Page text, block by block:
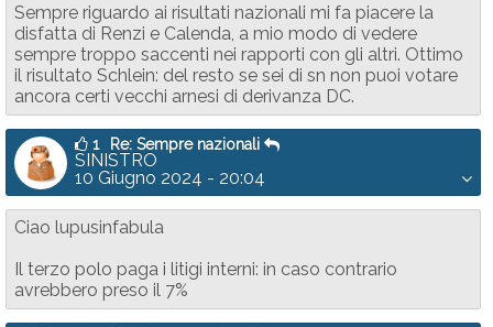
Sempre riguardo ai risultati nazionali mi fa piacere la
disfatta di Renzi e Calenda, a mio modo di vedere
sempre troppo saccenti nei rapporti con gli altri. Ottimo
il risultato Schlein: del resto se sei di sn non puoi votare
ancora certi vecchi arnesi di derivanza DC.
1 Re: Sempre nazionali
SINISTRO
10 Giugno 2024 - 20:04
Ciao lupusinfabula
Il terzo polo paga i litigi interni: in caso contrario
avrebbero preso il 7%